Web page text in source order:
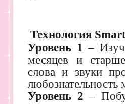
Технология
Уровень 1–
месяцев и
слова и звуки
Уровень 2 –